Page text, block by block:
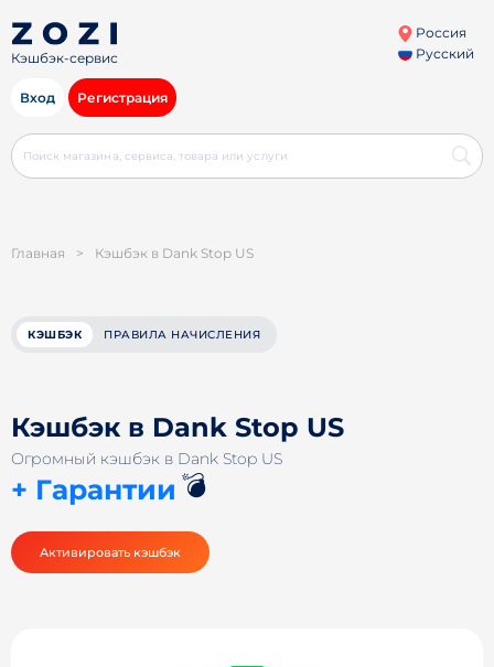
Кэшбэк-сервис
Россия
Русский
Вход Регистрация
Главная > Кэшбэк в Dank Stop US
КЭШБЭК ПРАВИЛА НАЧИСЛЕНИЯ
Кэшбэк в Dank Stop US
Огромный кэшбэк в Dank Stop US
+ Гарантии 💣
Активировать кэшбэк